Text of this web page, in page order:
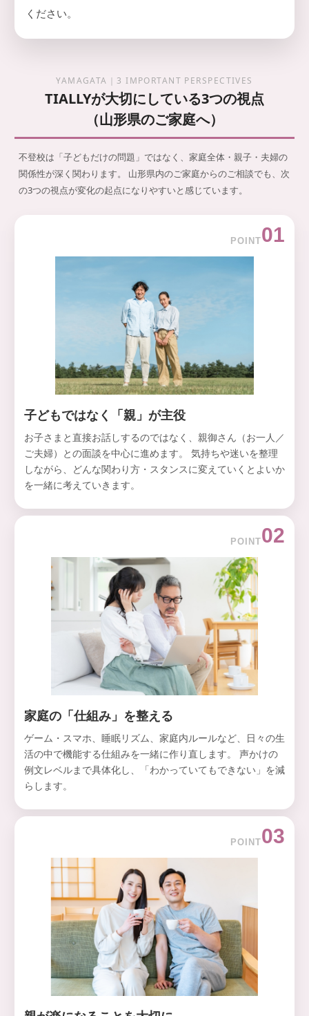
ください。
YAMAGATA｜3 IMPORTANT PERSPECTIVES
TIALLYが大切にしている3つの視点
（山形県のご家庭へ）
不登校は「子どもだけの問題」ではなく、家庭全体・親子・夫婦の
関係性が深く関わります。 山形県内のご家庭からのご相談でも、次
の3つの視点が変化の起点になりやすいと感じています。
POINT01
子どもではなく「親」が主役
お子さまと直接お話しするのではなく、親御さん（お一人／
ご夫婦）との面談を中心に進めます。 気持ちや迷いを整理
しながら、どんな関わり方・スタンスに変えていくとよいか
を一緒に考えていきます。
POINT02
家庭の「仕組み」を整える
ゲーム・スマホ、睡眠リズム、家庭内ルールなど、日々の生
活の中で機能する仕組みを一緒に作り直します。 声かけの
例文レベルまで具体化し、「わかっていてもできない」を減
らします。
POINT03